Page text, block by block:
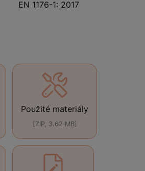
EN 1176-1: 2017
Použité materiály
[ZIP, 3.62 MB]